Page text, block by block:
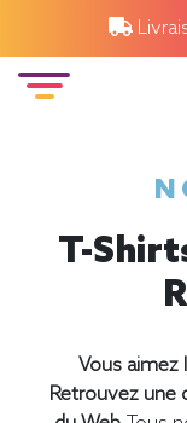
T-
Vous aimez
Retrouvez une